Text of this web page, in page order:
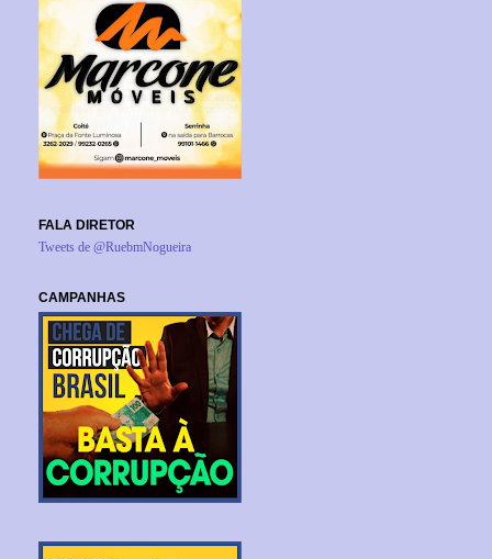
FALA DIRETOR
Tweets de @RuebmNogueira
CAMPANHAS